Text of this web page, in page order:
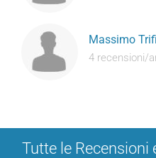
Massimo
4 recensioni/
Tutte le Recensioni